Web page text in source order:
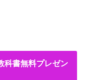
科書無料プレゼン